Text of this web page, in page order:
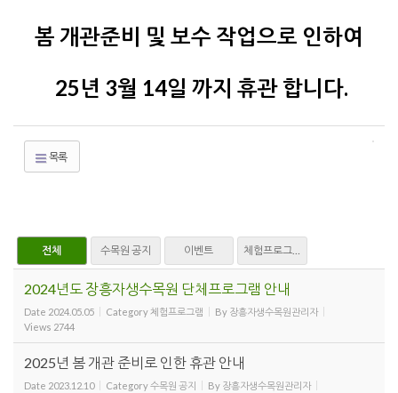
봄 개관준비 및 보수 작업으로 인하여
25년 3월 14일 까지 휴관 합니다.
목록
전체 수목원 공지 이벤트 체험프로그램
2024년도 장흥자생수목원 단체프로그램 안내
Date 2024.05.05 Category 체험프로그램 By 장흥자생수목원관리자
Views 2744
2025년 봄 개관 준비로 인한 휴관 안내
Date 2023.12.10 Category수목원 공지 By 장흥자생수목원관리자